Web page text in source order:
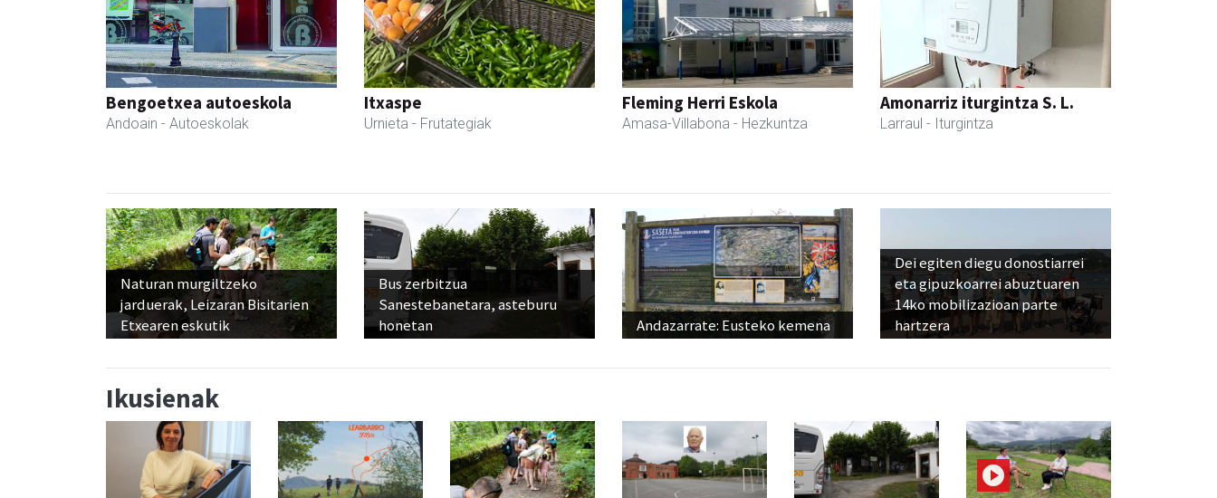
Bengoetxea autoeskola
Andoain - Autoeskolak
Itxaspe
Urnieta - Frutategiak
Fleming Herri Eskola
Amasa-Villabona - Hezkuntza
Amonarriz iturgintza S. L.
Larraul - Iturgintza
Naturan murgiltzeko
jarduerak, Leizaran Bisitarien
Etxearen eskutik
Bus zerbitzua
Sanestebanetara, asteburu
honetan
Andazarrate: Eusteko kemena
Dei egiten diegu donostiarrei
eta gipuzkoarrei abuztuaren
14ko mobilizazioan parte
hartzera
Ikusienak